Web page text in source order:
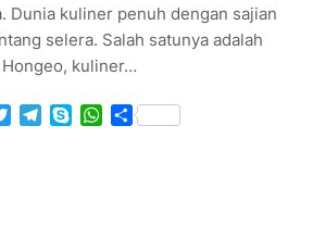
Dunia kuliner penuh dengan sajian
selera. Salah satunya adalah
Hongeo, kuliner…
TwitterTelegram
SkypeWhatsApp
Share